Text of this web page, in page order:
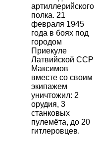
артиллерийского
полка. 21
февраля 1945
года в боях под
городом
Приекуле
Латвийской ССР
Максимов
вместе со своим
экипажем
уничтожил: 2
орудия, 3
станковых
пулемёта, до 20
гитлеровцев.